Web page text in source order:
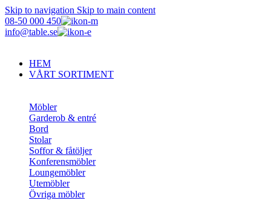
Skip to navigation Skip to main content
08-50 000 450
info@table.se
HEM
VÅRT SORTIMENT
Möbler
Garderob & entré
Bord
Stolar
Soffor & fåtöljer
Konferensmöbler
Loungemöbler
Utemöbler
Övriga möbler